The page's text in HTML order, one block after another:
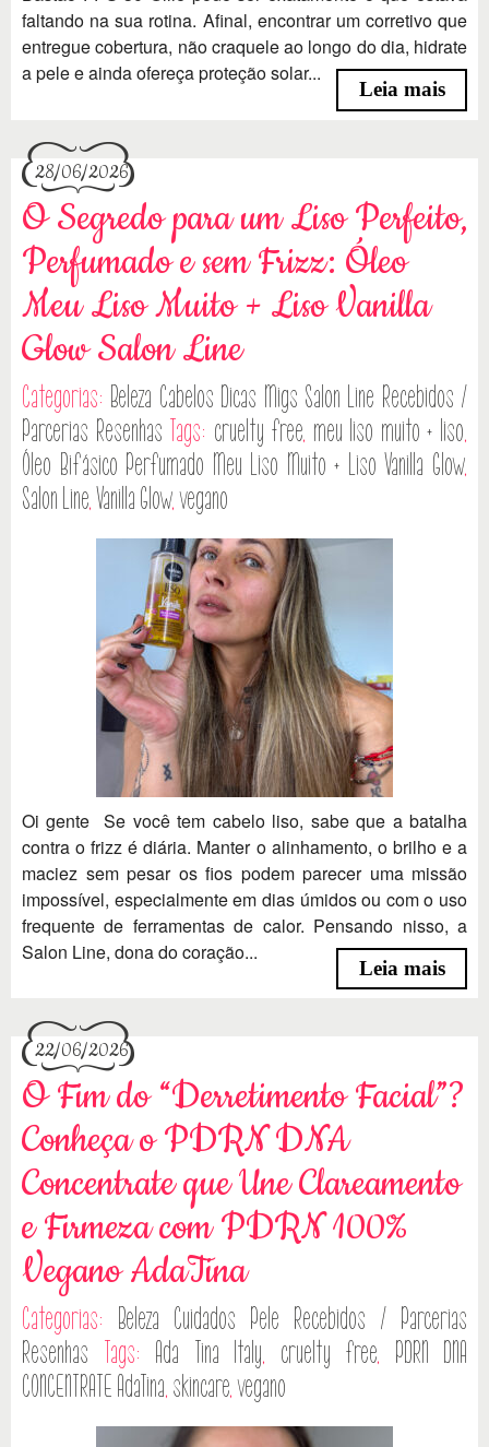
faltando na sua rotina. Afinal, encontrar um corretivo que
entregue cobertura, não craquele ao longo do dia, hidrate
a pele e ainda ofereça proteção solar...
Leia mais
28/06/2026
O Segredo para um Liso Perfeito,
Perfumado e sem Frizz: Óleo
Meu Liso Muito + Liso Vanilla
Glow Salon Line
Categorias: Beleza Cabelos Dicas Migs Salon Line Recebidos /
Parcerias Resenhas Tags: cruelty free, meu liso muito + liso,
Óleo Bifásico Perfumado Meu Liso Muito + Liso Vanilla Glow,
Salon Line,Vanilla Glow,vegano
Oi gente Se você tem cabelo liso, sabe que a batalha
contra o frizz é diária. Manter o alinhamento, o brilho e a
maciez sem pesar os fios podem parecer uma missão
impossível, especialmente em dias úmidos ou com o uso
frequente de ferramentas de calor. Pensando nisso, a
Salon Line, dona do coração...
Leia mais
22/06/2026
O Fim do “Derretimento Facial”?
Conheça o PDRN DNA
Concentrate que Une Clareamento
e Firmeza com PDRN 100%
Vegano AdaTina
Categorias: Beleza Cuidados Pele Recebidos / Parcerias
Resenhas Tags: Ada Tina Italy, cruelty free, PDRN DNA
CONCENTRATE AdaTina, skincare,vegano